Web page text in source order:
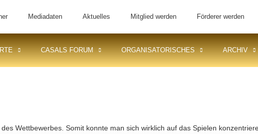
Mediadaten Aktuelles Mitglied werden Förderer werden
CASALS FORUM ORGANISATORISCHES ARCHIV
Wettbewerbes. Somit konnte man sich wirklich auf das Spielen